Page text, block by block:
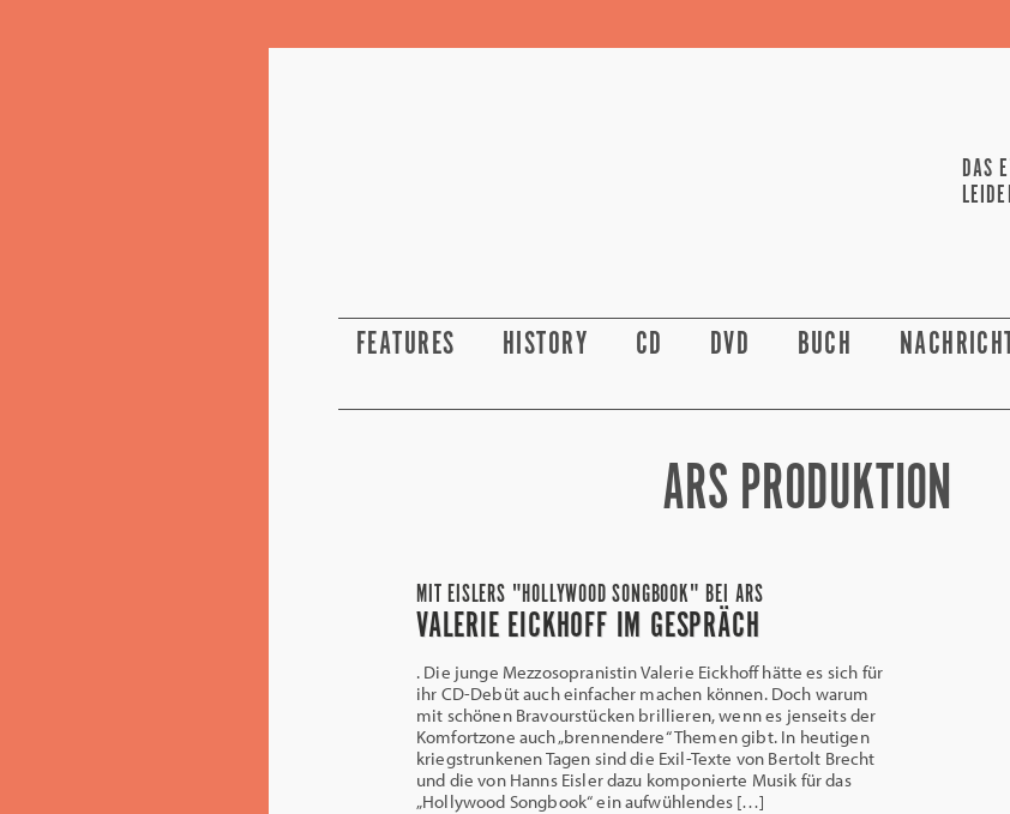
DAS
FEATURES HISTORY CD DVD BUCH
ARS PRODUKTION
MIT EISLERS "HOLLYWOOD SONGBOOK" BEI ARS
VALERIE EICKHOFF IM GESPRÄCH
. Die junge Mezzosopranistin Valerie Eickhoff hätte es sich für
ihr CD-Debüt auch einfacher machen können. Doch warum
mit schönen Bravourstücken brillieren, wenn es jenseits der
Komfortzone auch „brennendere“ Themen gibt. In heutigen
kriegstrunkenen Tagen sind die Exil-Texte von Bertolt Brecht
und die von Hanns Eisler dazu komponierte Musik für das
„Hollywood Songbook“ ein aufwühlendes […]